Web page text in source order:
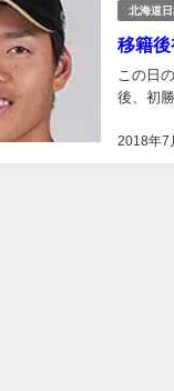
北海道
移籍後
2018年7
この日
後、初